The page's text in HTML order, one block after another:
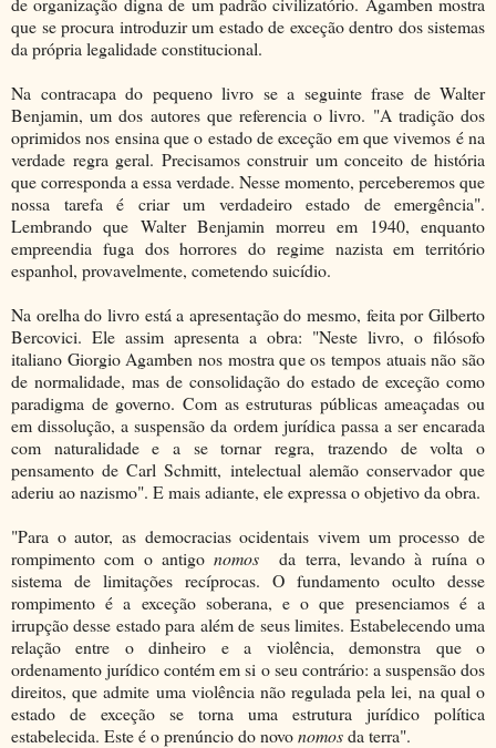
que se procura introduzir um estado de exceção dentro dos sistemas
da própria legalidade constitucional.
Na contracapa do pequeno livro se a seguinte frase de Walter
Benjamin, um dos autores que referencia o livro. "A tradição dos
oprimidos nos ensina que o estado de exceção em que vivemos é na
verdade regra geral. Precisamos construir um conceito de história
que corresponda a essa verdade. Nesse momento, perceberemos que
nossa tarefa é criar um verdadeiro estado de emergência".
Lembrando que Walter Benjamin morreu em 1940, enquanto
empreendia fuga dos horrores do regime nazista em território
espanhol, provavelmente, cometendo suicídio.
Na orelha do livro está a apresentação do mesmo, feita por Gilberto
Bercovici. Ele assim apresenta a obra: "Neste livro, o filósofo
italiano Giorgio Agamben nos mostra que os tempos atuais não são
de normalidade, mas de consolidação do estado de exceção como
paradigma de governo. Com as estruturas públicas ameaçadas ou
em dissolução, a suspensão da ordem jurídica passa a ser encarada
com naturalidade e a se tornar regra, trazendo de volta o
pensamento de Carl Schmitt, intelectual alemão conservador que
aderiu ao nazismo". E mais adiante, ele expressa o objetivo da obra.
"Para o autor, as democracias ocidentais vivem um processo de
rompimento com o antigonomosda terra, levando à ruína o
sistema de limitações recíprocas. O fundamento oculto desse
rompimento é a exceção soberana, e o que presenciamos é a
irrupção desse estado para além de seus limites. Estabelecendo uma
relação entre o dinheiro e a violência, demonstra que o
ordenamento jurídico contém em si o seu contrário: a suspensão dos
direitos, que admite uma violência não regulada pela lei, na qual o
estado de exceção se torna uma estrutura jurídico política
estabelecida. Este é o prenúncio do novonomosda terra".